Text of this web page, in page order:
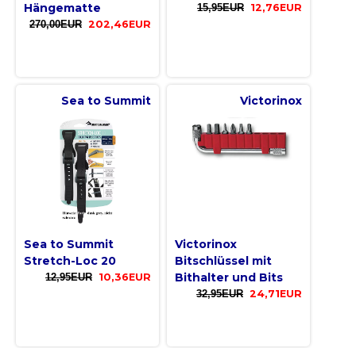
Hängematte
270,00EUR 202,46EUR
15,95EUR 12,76EUR
Sea to Summit
Sea to Summit
Stretch-Loc 20
12,95EUR 10,36EUR
Victorinox
Victorinox
Bitschlüssel mit
Bithalter und Bits
32,95EUR 24,71EUR